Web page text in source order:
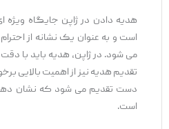
هدیه دادن در ژاپن جایگاه ویژه‌
است و به ‌عنوان یک نشانه از
می ‌شود. در ژاپن، هدیه باید با
تقدیم هدیه نیز از اهمیت بالایی
دست تقدیم می ‌شود که نشان
است.